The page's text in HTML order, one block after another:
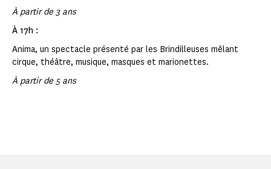
À partir de 3 ans
À 17h :
Anima, un spectacle présenté par les Brindilleuses mêlant
cirque, théâtre, musique, masques et marionettes.
À partir de 5 ans